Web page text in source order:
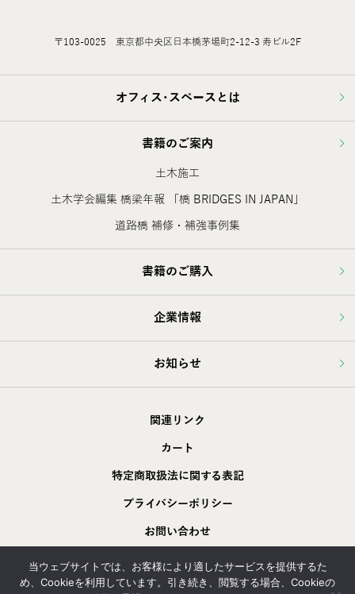
〒103-0025 東京都中央区日本橋茅場町2-12-3 寿ビル2F
オフィス･スペースとは
書籍のご案内
土木施工
土木学会編集 橋梁年報 「橋 BRIDGES IN JAPAN」
道路橋 補修・補強事例集
書籍のご購入
企業情報
お知らせ
関連リンク
カート
特定商取扱法に関する表記
プライバシーポリシー
お問い合わせ
採用情報
当ウェブサイトでは、お客様により適したサービスを提供するた
め、Cookieを利用しています。引き続き、閲覧する場合、Cookieの